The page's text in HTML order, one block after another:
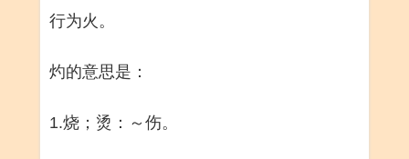
行为火。
灼的意思是：
1.烧；烫：～伤。